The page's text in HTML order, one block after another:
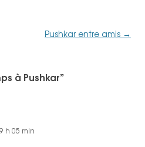
Pushkar entre amis →
à Pushkar”
h 05 min